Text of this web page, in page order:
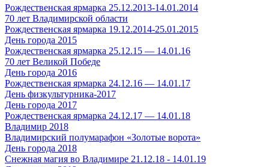
Рождественская ярмарка 25.12.2013-14.01.2014
70 лет Владимирской области
Рождественская ярмарка 19.12.2014-25.01.2015
День города 2015
Рождественская ярмарка 25.12.15 — 14.01.16
70 лет Великой Победе
День города 2016
Рождественская ярмарка 24.12.16 — 14.01.17
День физкультурника-2017
День города 2017
Рождественская ярмарка 24.12.17 — 14.01.18
Владимир 2018
Владимирский полумарафон «Золотые ворота»
День города 2018
Снежная магия во Владимире 21.12.18 - 14.01.19